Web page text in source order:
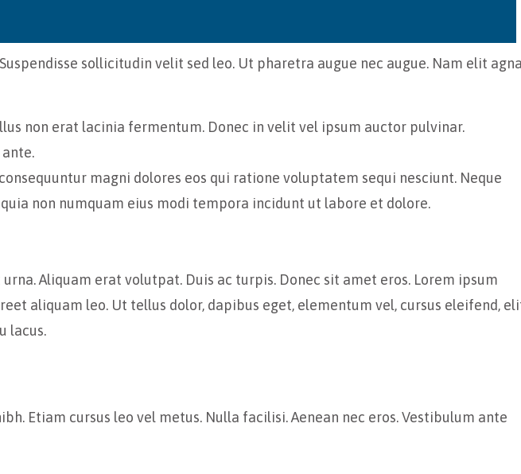
sollicitudin velit sed leo. Ut pharetra augue nec augue. Nam elit
non erat lacinia fermentum. Donec in velit vel ipsum auctor pulvinar.
magni dolores eos qui ratione voluptatem sequi nesciunt. Neque
non numquam eius modi tempora incidunt ut labore et dolore.
Aliquam erat volutpat. Duis ac turpis. Donec sit amet eros. Lorem ipsum
aliquam leo. Ut tellus dolor, dapibus eget, elementum vel, cursus eleifend,
lacus.
Etiam cursus leo vel metus. Nulla facilisi. Aenean nec eros. Vestibulum ante